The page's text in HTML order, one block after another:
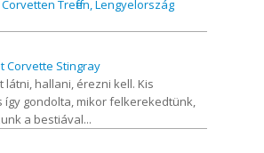
Treffen, Lengyelország
Corvette Stingray
látni, hallani, érezni kell. Kis
gondolta, mikor felkerekedtünk,
a bestiával...